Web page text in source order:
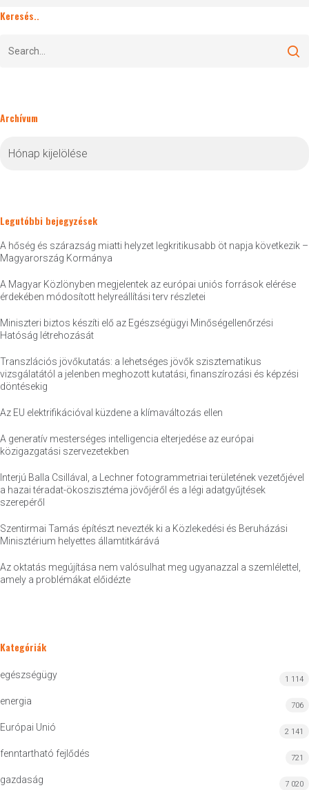
Keresés..
Archívum
Legutóbbi bejegyzések
A hőség és szárazság miatti helyzet legkritikusabb öt napja következik –
Magyarország Kormánya
A Magyar Közlönyben megjelentek az európai uniós források elérése
érdekében módosított helyreállítási terv részletei
Miniszteri biztos készíti elő az Egészségügyi Minőségellenőrzési
Hatóság létrehozását
Transzlációs jövőkutatás: a lehetséges jövők szisztematikus
vizsgálatától a jelenben meghozott kutatási, finanszírozási és képzési
döntésekig
Az EU elektrifikációval küzdene a klímaváltozás ellen
A generatív mesterséges intelligencia elterjedése az európai
közigazgatási szervezetekben
Interjú Balla Csillával, a Lechner fotogrammetriai területének vezetőjével
a hazai téradat-ökoszisztéma jövőjéről és a légi adatgyűjtések
szerepéről
Szentirmai Tamás építészt nevezték ki a Közlekedési és Beruházási
Minisztérium helyettes államtitkárává
Az oktatás megújítása nem valósulhat meg ugyanazzal a szemlélettel,
amely a problémákat előidézte
Kategóriák
egészségügy 1 114
energia 706
Európai Unió 2 141
fenntartható fejlődés 721
gazdaság 7 020